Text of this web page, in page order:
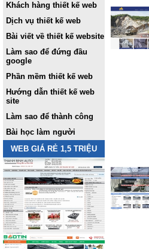
Khách hàng thiết kế web
Dịch vụ thiết kế web
Bài viết về thiết kế website
Làm sao để đứng đầu
google
Phần mềm thiết kế web
Hướng dẫn thiết kế web
site
Làm sao để thành công
Bài học làm người
WEB GIÁ RẺ 1,5 TRIỆU